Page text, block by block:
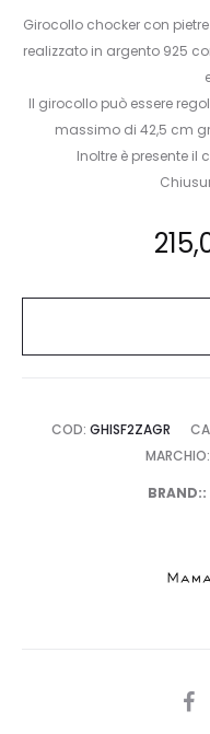
Girocollo chocker con
realizzato in argento 925
Il girocollo può essere
massimo di 42,5 cm
Inoltre è presente il
COD: GHISF2ZAGR
MARCHIO:
BRAND::
SHARE